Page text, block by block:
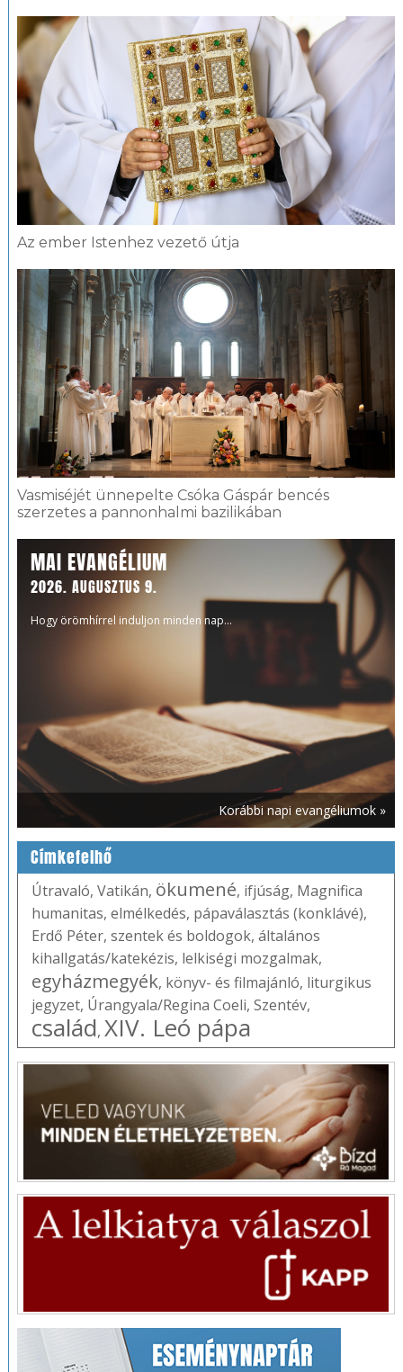
Az ember Istenhez vezető útja
Vasmiséjét ünnepelte Csóka Gáspár bencés
szerzetes a pannonhalmi bazilikában
MAI EVANGÉLIUM
2026. AUGUSZTUS 9.
Hogy örömhírrel induljon minden nap...
Korábbi napi evangéliumok »
Címkefelhő
Útravaló, Vatikán, ökumené, ifjúság, Magnifica
humanitas, elmélkedés, pápaválasztás (konklávé),
Erdő Péter, szentek és boldogok, általános
kihallgatás/katekézis, lelkiségi mozgalmak,
egyházmegyék, könyv- és filmajánló, liturgikus
jegyzet, Úrangyala/Regina Coeli, Szentév,
család, XIV. Leó pápa